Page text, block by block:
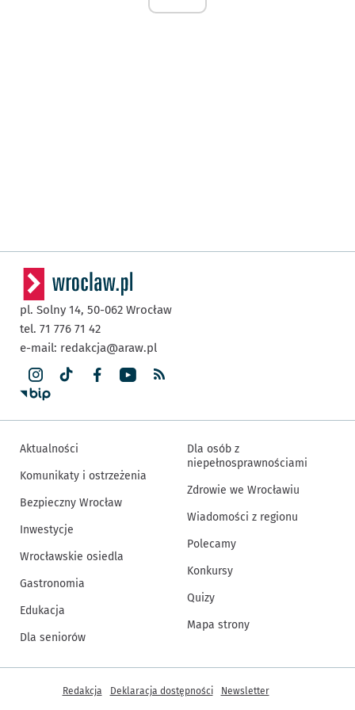
pl. Solny 14, 50-062 Wrocław
tel. 71 776 71 42
e-mail: redakcja@araw.pl
Aktualności
Komunikaty i ostrzeżenia
Bezpieczny Wrocław
Inwestycje
Wrocławskie osiedla
Gastronomia
Edukacja
Dla seniorów
Dla osób z
niepełnosprawnościami
Zdrowie we Wrocławiu
Wiadomości z regionu
Polecamy
Konkursy
Quizy
Mapa strony
Inne informacje
Redakcja Deklaracja dostępności Newsletter